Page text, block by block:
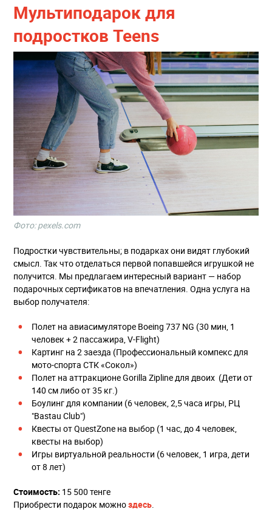
Мультиподарок для
подростков Teens
Фото: pexels.com
Подростки чувствительны; в подарках они видят глубокий
смысл. Так что отделаться первой попавшейся игрушкой не
получится. Мы предлагаем интересный вариант — набор
подарочных сертификатов на впечатления. Одна услуга на
выбор получателя:
Полет на авиасимуляторе Boeing 737 NG (30 мин, 1
человек + 2 пассажира, V-Flight)
Картинг на 2 заезда (Профессиональный компекс для
мото-спорта СТК «Сокол»)
Полет на аттракционе Gorilla Zipline для двоих (Дети от
140 см либо от 35 кг.)
Боулинг для компании (6 человек, 2,5 часа игры, РЦ
"Bastau Club")
Квесты от QuestZone на выбор (1 час, до 4 человек,
квесты на выбор)
Игры виртуальной реальности (6 человек, 1 игра, дети
от 8 лет)
Стоимость: 15 500 тенге
Приобрести подарок можноздесь